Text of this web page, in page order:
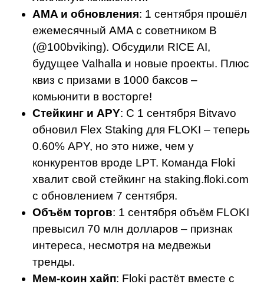
AMA и обновления: 1 сентября прошёл
ежемесячный AMA с советником B
(@100bviking). Обсудили RICE AI,
будущее Valhalla и новые проекты. Плюс
квиз с призами в 1000 баксов –
комьюнити в восторге!
Стейкинг и APY: С 1 сентября Bitvavo
обновил Flex Staking для FLOKI – теперь
0.60% APY, но это ниже, чем у
конкурентов вроде LPT. Команда Floki
хвалит свой стейкинг на staking.floki.com
с обновлением 7 сентября.
Объём торгов: 1 сентября объём FLOKI
превысил 70 млн долларов – признак
интереса, несмотря на медвежьи
тренды.
Мем-коин хайп: Floki растёт вместе с